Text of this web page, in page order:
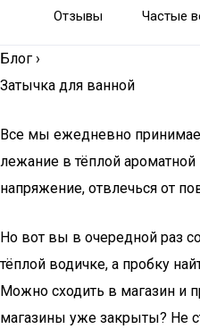
Отзывы Частые
Блог ›
Затычка для ванной
Все мы ежедневно
лежание в тёплой
напряжение, отвлечься от
Но вот вы в очередной раз
тёплой водичке, а пробку
Можно сходить в магазин и
магазины уже закрыты? Не